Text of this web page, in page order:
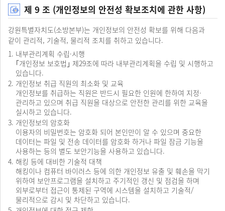
통지
(허용/
제한/
연기)
열람
열람결정
통지
(거부)
정정
·
삭제,
처리정지
청구
청구
주체
확인
및
개인정보
정정
·
삭제,
제 9 조 (개인정보의 안전성 확보조치에 관한 사항)
강원특별자치도(소방본부)는 개인정보의 안전성 확보를 위해 다음과
같이 관리적, 기술적, 물리적 조치를 취하고 있습니다.
내부관리계획 수립·시행
｢개인정보 보호법｣ 제29조에 따라 내부관리계획을 수립 및 시행하고
있습니다.
개인정보 취급 직원의 최소화 및 교육
개인정보를 취급하는 직원은 반드시 필요한 인원에 한하여 지정·
관리하고 있으며 취급 직원을 대상으로 안전한 관리를 위한 교육을
실시하고 있습니다.
개인정보의 암호화
이용자의 비밀번호는 암호화 되어 본인만이 알 수 있으며 중요한
데이터는 파일 및 전송 데이터를 암호화 하거나 파일 잠금 기능을
사용하는 등의 별도 보안기능을 사용하고 있습니다.
해킹 등에 대비한 기술적 대책
해킹이나 컴퓨터 바이러스 등에 의한 개인정보 유출 및 훼손을 막기
위하여 보안프로그램을 설치하고 주기적인 갱신 및 점검을 하며
외부로부터 접근이 통제된 구역에 시스템을 설치하고 기술적/
물리적으로 감시 및 차단하고 있습니다.